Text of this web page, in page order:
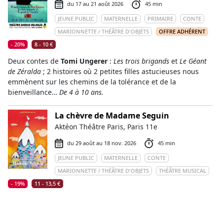
du 17 au 21 août 2026
45 min
JEUNE PUBLIC
MATERNELLE PRIMAIRE
CONTE
MARIONNETTE / THÉÂTRE D'OBJETS
OFFRE ADHÉRENT
- 20%
8 - 10 €
Deux contes de Tomi Ungerer : Les trois brigands et Le Géant
de Zéralda ; 2 histoires où 2 petites filles astucieuses nous
emmènent sur les chemins de la tolérance et de la
bienveillance… De 4 à 10 ans.
La chèvre de Madame Seguin
Aktéon Théâtre Paris, Paris 11e
du 29 août au 18 nov. 2026
45 min
JEUNE PUBLIC
MATERNELLE
CONTE
MARIONNETTE / THÉÂTRE D'OBJETS
THÉÂTRE MUSICAL
- 19%
11 - 13,5 €